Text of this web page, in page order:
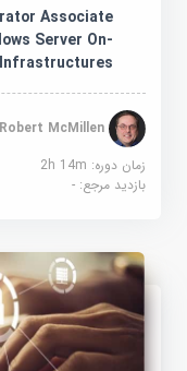
Associate
Server On-
Infrastructures
Robert McMillen
زمان دوره: 2h 14m
بازدید مرجع:-